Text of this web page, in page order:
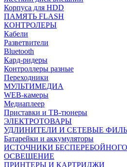
Корпуса для HDD
ПАМЯТЬ FLASH
КОНТРОЛЕРЫ
Кабели
Разветвители
Bluetooth
Кард-ридеры
Контроллеры разные
Переходники
МУЛЬТИМЕДИА
WEB-камеры
Медиаплеер
Приставки и ТВ-тюнеры
ЭЛЕКТРОТОВАРЫ
УДЛИНИТЕЛИ И СЕТЕВЫЕ
Батарейки и аккумуляторы
ИСТОЧНИКИ
ОСВЕЩЕНИЕ
ПРИНТЕРЫ И КАРТРИДЖИ